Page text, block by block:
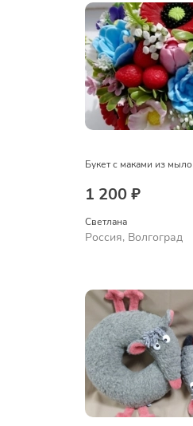
Букет с маками из мыло
1 200 ₽
Светлана
Россия, Волгоград